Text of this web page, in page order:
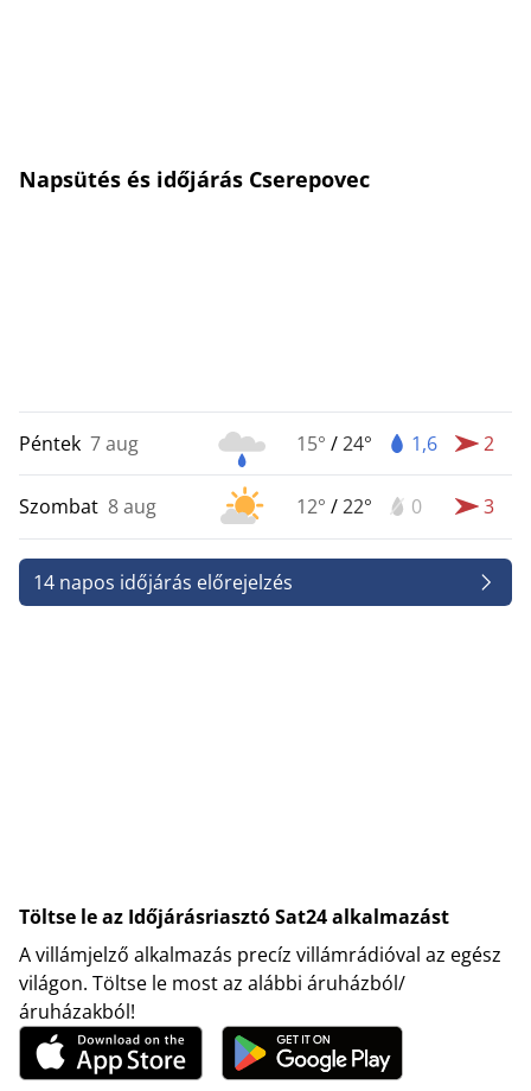
Napsütés és időjárás Cserepovec
Péntek 7 aug 15° /24° 1,6 2
Szombat 8 aug 12° /22° 0 3
14 napos időjárás előrejelzés
Töltse le az Időjárásriasztó Sat24 alkalmazást
A villámjelző alkalmazás precíz villámrádióval az egész
világon. Töltse le most az alábbi áruházból/
áruházakból!